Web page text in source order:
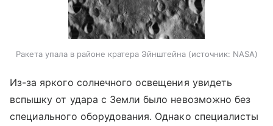
Ракета упала в районе кратера Эйнштейна источник: NASA
Из-за яркого солнечного освещения увидеть
вспышку от удара с Земли было невозможно без
специального оборудования. Однако специалисты